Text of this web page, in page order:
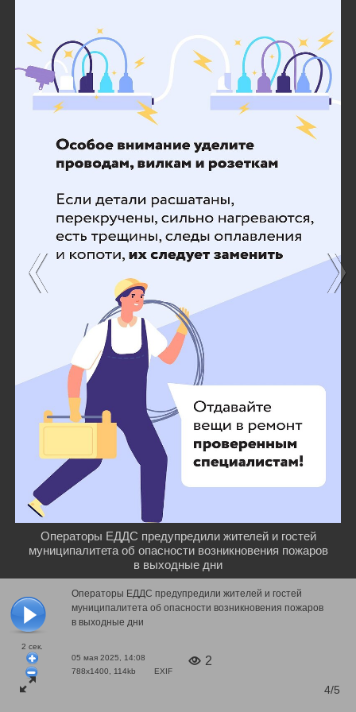
2 сек.
Операторы ЕДДС предупредили жителей и гостей
муниципалитета об опасности возникновения пожаров
в выходные дни
05 мая 2025, 14:08
788x1400, 114kb
EXIF
2
4/5
Операторы ЕДДС предупредили жителей и гостей
муниципалитета об опасности возникновения пожаров
в выходные дни